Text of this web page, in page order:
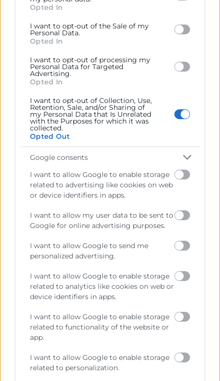
behaviour. You may click to grant or deny consent to
below specified purposes in below Google consent
section.
Opted In
I want to opt-out of the Sale of my
Personal Data.
Opted In
I want to opt-out of processing my
Personal Data for Targeted
Advertising.
Opted In
I want to opt-out of Collection, Use,
Retention, Sale, and/or Sharing of
my Personal Data that Is Unrelated
with the Purposes for which it was
collected.
Opted Out
Google consents
I want to allow Google to enable storage
related to advertising like cookies on web
or device identifiers in apps.
I want to allow my user data to be sent to
Google for online advertising purposes.
I want to allow Google to send me
personalized advertising.
I want to allow Google to enable storage
related to analytics like cookies on web or
device identifiers in apps.
I want to allow Google to enable storage
related to functionality of the website or
app.
I want to allow Google to enable storage
related to personalization.
régimen de las subvenciones destinadas a fomentar
empresas para la contratación de jóvenes.
Programa Emprendedoras
​El objetivo básico del Programa PAEM es
sensibilizar a las mujeres y a su entorno hacia el
autoempleo y la actividad empresarial y actuar
como instrumento eficaz para la creación y
consolidación de empresas lideradas por mujeres